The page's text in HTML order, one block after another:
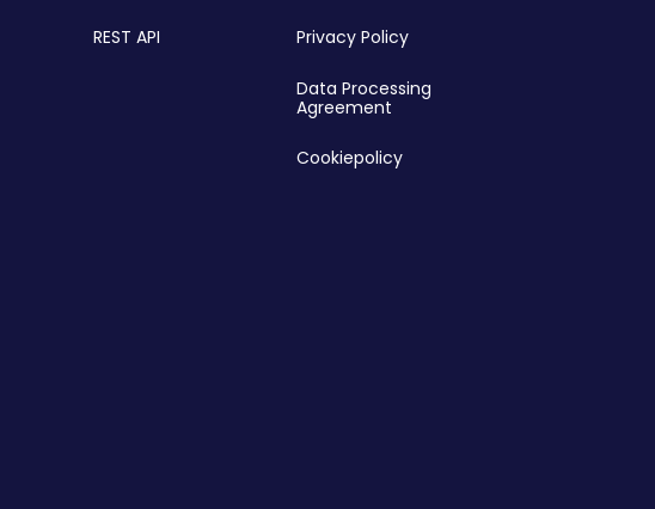
REST API Privacy Policy
Data Processing
Agreement
Cookiepolicy